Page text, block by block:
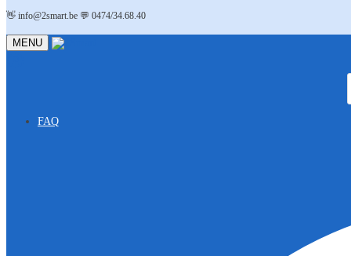
👋 info@2smart.be 💬 0474/34.68.40
MENU
FAQ